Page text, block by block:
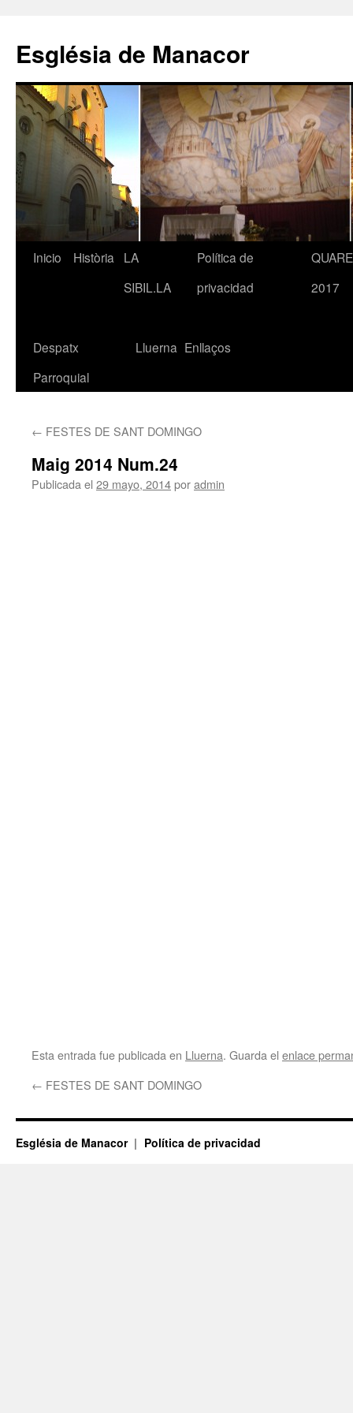
contenido
Església de Manacor
Inicio Història
LA
SIBIL.LA
Política de
privacidad
2017
Despatx
Parroquial
Lluerna Enllaços
← FESTES DE SANT DOMINGO
Maig 2014 Num.24
Publicada el 29 mayo, 2014poradmin
Esta entrada fue publicada en Lluerna. Guarda el enlace
← FESTES DE SANT DOMINGO
Església de Manacor Política de privacidad